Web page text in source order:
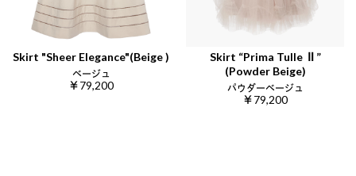
Skirt "Sheer Elegance"(Beige )
ベージュ
￥79,200
Skirt “Prima Tulle Ⅱ”
(Powder Beige)
パウダーベージュ
￥79,200